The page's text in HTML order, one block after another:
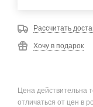
Рассчитать
Хочу в подарок
Цена действительна
отличаться от цен в